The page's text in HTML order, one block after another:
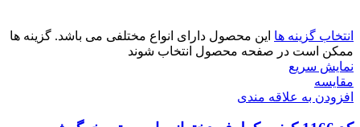
انتخاب گزینه ها این محصول دارای انواع مختلفی می باشد. گزینه ها
ممکن است در صفحه محصول انتخاب شوند
نمایش سریع
مقايسه
افزودن به علاقه مندی